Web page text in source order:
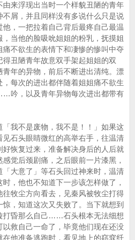
由来浮现出当时一个样貌丑陋的青年
屑，并且同样没有多说什么只是说
他，一把拉着自己背后最疼自己最温
当他的脸吸吮姐姐的粉乳，抚摸姐
不欲生的表情下和凄惨的惨叫中夺
丑陋青年故意双手架起姐姐的双
青年的异物，前后不断进出清纯。漂
每次的进出都伴随着姐姐痛不欲生
吟，以及青年异物每次进出都带有
我不是废物，我不是！！」如果这
见石头眼睛微红的高举右手，往温清
恢复过来，准备解决身后的人后就
觉后颈剧痛，之后眼前一片漆黑，
大意了」等石头回过神来时，温清
，他也不知道下一步该怎样做了，
牧尘方向看去，见秦风被牧尘打得
，知道这次又失败了。当下就想到
打昏那么自己……石头根本无法细想
救自己一命了，毕竟他们现在还没
他准备逃跑时，看见地上的窈窕纤